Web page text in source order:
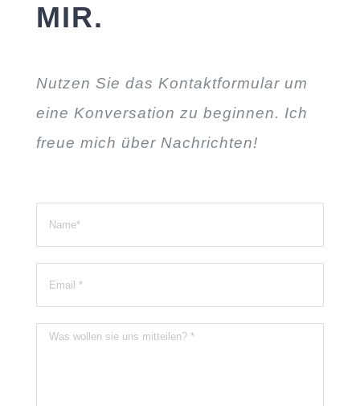
MIR.
Nutzen Sie das Kontaktformular um
eine Konversation zu beginnen. Ich
freue mich über Nachrichten!